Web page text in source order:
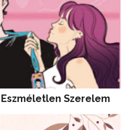
Szerelem